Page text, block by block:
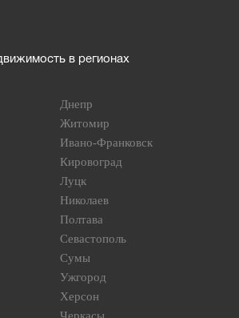
в регионах
Днепр
Житомир
Ивано-Франковск
Кировоград
Луцк
Николаев
Полтава
Севастополь
Сумы
Ужгород
Херсон